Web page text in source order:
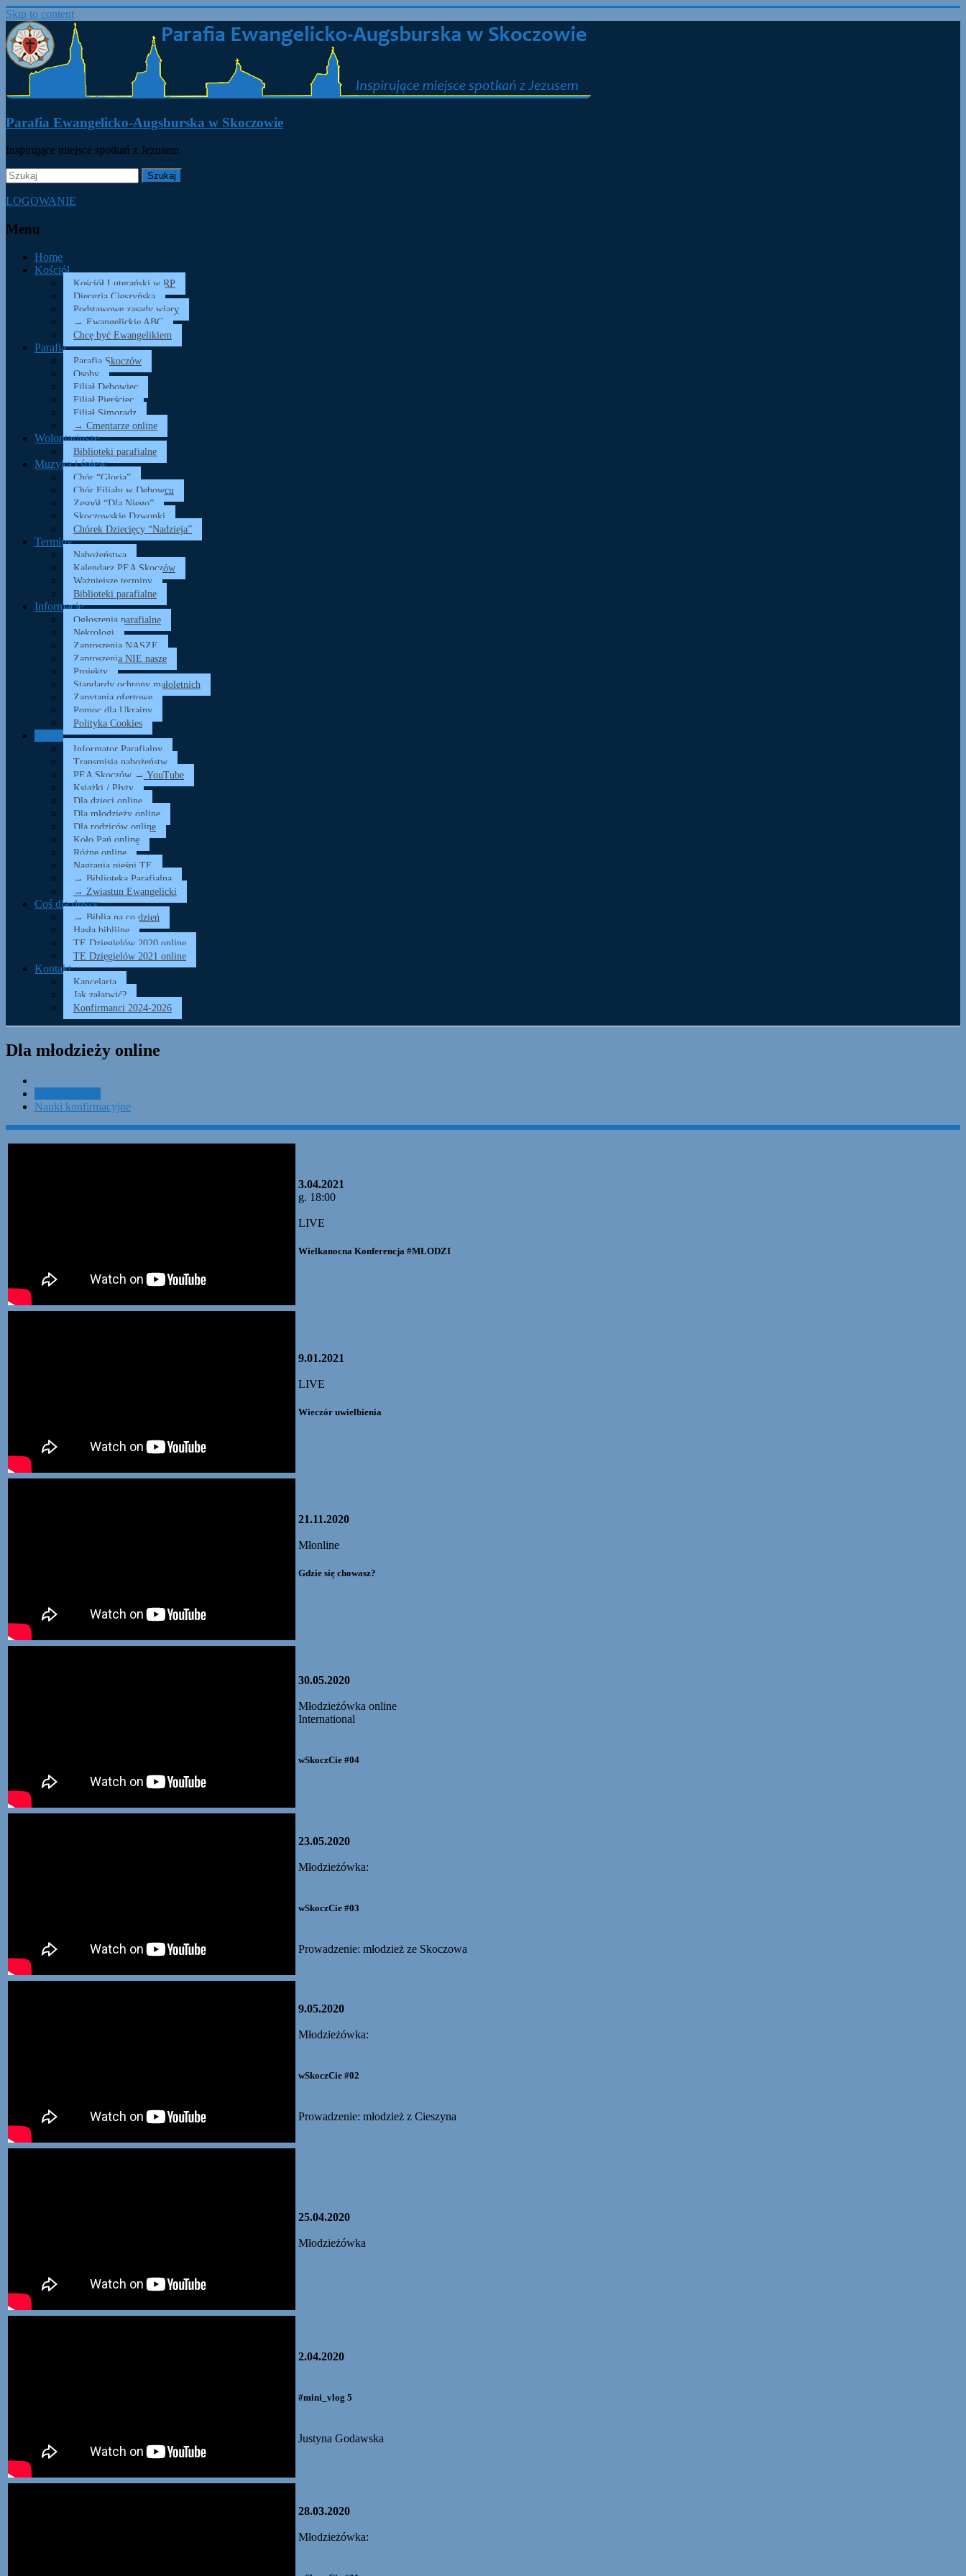
Skip to content
Parafia Ewangelicko-Augsburska w Skoczowie
Inspirujące miejsce spotkań z Jezusem
LOGOWANIE
Menu
Home
Kościół
Kościół Luterański w RP
Diecezja Cieszyńska
Podstawowe zasady wiary
→ Ewangelickie ABC
Chcę być Ewangelikiem
Parafia
Parafia Skoczów
Osoby
Filiał Dębowiec
Filiał Pierściec
Filiał Simoradz
→ Cmentarze online
Wolontariusze
Biblioteki parafialne
Muzyka i śpiew
Chór “Gloria”
Chór Filiału w Dębowcu
Zespół “Dla Niego”
Skoczowskie Dzwonki
Chórek Dziecięcy “Nadzieja”
Terminy
Nabożeństwa
Kalendarz PEA Skoczów
Ważniejsze terminy
Biblioteki parafialne
Informacje
Ogłoszenia parafialne
Nekrologi
Zaproszenia NASZE
Zaproszenia NIE nasze
Projekty
Standardy ochrony małoletnich
Zapytania ofertowe
Pomoc dla Ukrainy
Polityka Cookies
Informator Parafialny
Transmisja nabożeństw
PEA Skoczów → YouTube
Książki / Płyty
Dla dzieci online
Dla młodzieży online
Dla rodziców online
Koło Pań online
Różne online
Nagrania pieśni TE
→ Biblioteka Parafialna
→ Zwiastun Ewangelicki
Coś dla duszy…
→ Biblia na co dzień
Hasła biblijne
TE Dzięgielów 2020 online
TE Dzięgielów 2021 online
Kontakt
Kancelaria
Jak załatwić?
Konfirmanci 2024-2026
Dla młodzieży online
Nauki konfirmacyjne
3.04.2021
g. 18:00
LIVE
Wielkanocna Konferencja #MŁODZI
9.01.2021
LIVE
Wieczór uwielbienia
21.11.2020
Młonline
Gdzie się chowasz?
30.05.2020
Młodzieżówka online
International
wSkoczCie #04
23.05.2020
Młodzieżówka:
wSkoczCie #03
Prowadzenie: młodzież ze Skoczowa
9.05.2020
Młodzieżówka:
wSkoczCie #02
Prowadzenie: młodzież z Cieszyna
25.04.2020
Młodzieżówka
2.04.2020
#mini_vlog 5
Justyna Godawska
28.03.2020
Młodzieżówka: